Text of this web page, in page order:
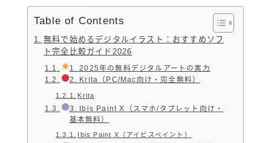
Table of Contents
無料で始めるデジタルイラスト：おすすめソフ
ト完全比較ガイド2026
1. 2025年の無料デジタルアートの実力
2. Krita（PC/Mac向け・完全無料）
Krita
3. Ibis Paint X（スマホ/タブレット向け・
基本無料）
Ibis Paint X（アイビスペイント）